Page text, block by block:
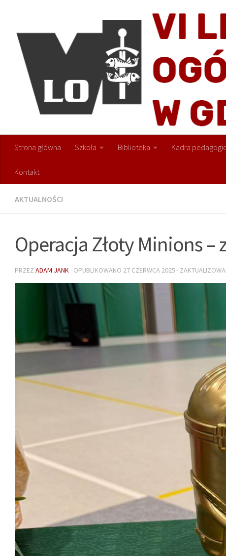
Strona główna Szkoła Biblioteka Kadra
Kontakt
AKTUALNOŚCI
Operacja Złoty Minions –
PRZEZ ADAM JANK · OPUBLIKOWANO 27 CZERWCA 2025 ·